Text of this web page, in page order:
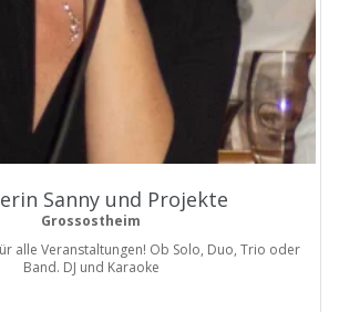
Sanny und Projekte
Grossostheim
alle Veranstaltungen! Ob Solo, Duo, Trio oder
Band. DJ und Karaoke